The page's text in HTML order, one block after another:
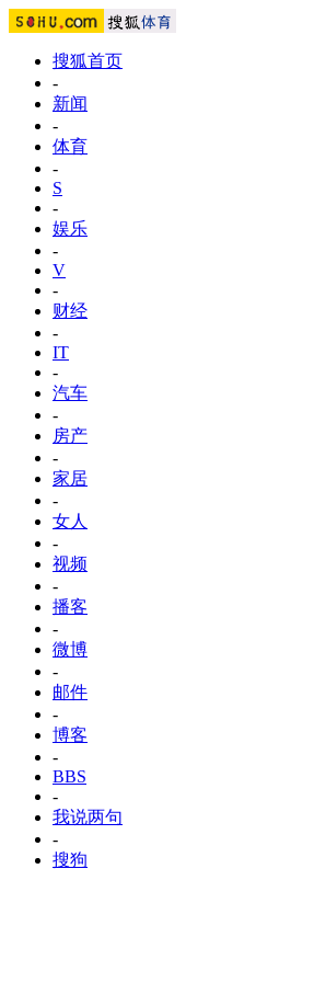
搜狐首页
-
新闻
-
体育
-
S
-
娱乐
-
V
-
财经
-
IT
-
汽车
-
房产
-
家居
-
女人
-
视频
-
播客
-
微博
-
邮件
-
博客
-
BBS
-
我说两句
-
搜狗